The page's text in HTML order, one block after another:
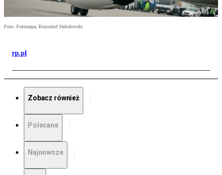
Foto: Fotorzepa, Krzysztof Skłodowski
rp.pl
Zobacz również
Polecane
Najnowsze